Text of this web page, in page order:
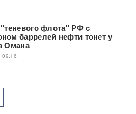
флота" РФ с
баррелей нефти тонет у
Омана
09:16